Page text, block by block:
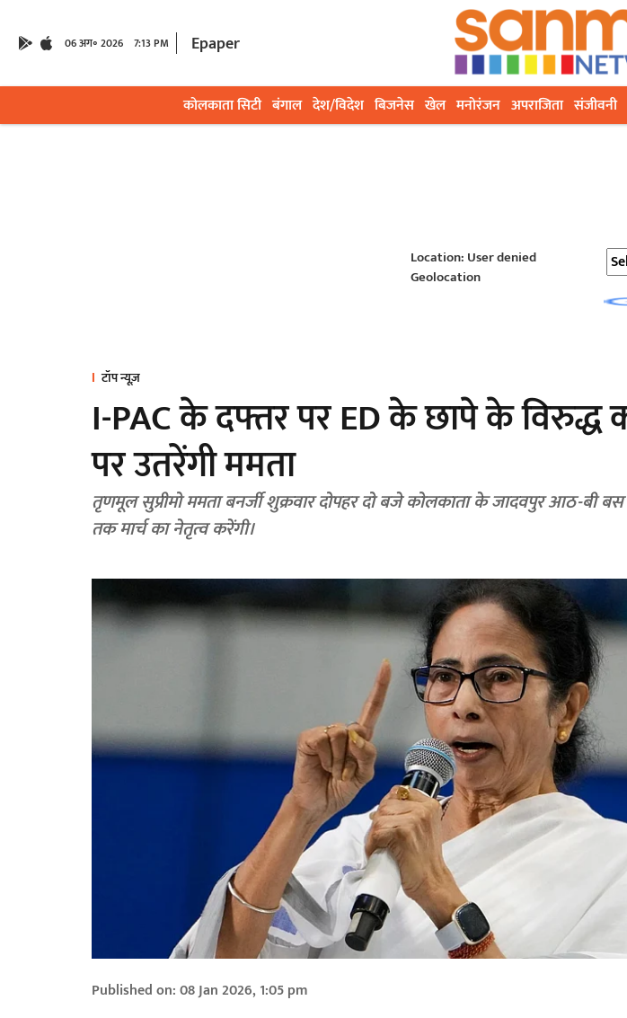
06 अग॰ 2026 7:13 PM Epaper
कोलकाता सिटी बंगाल देश/विदेश बिजनेस खेल मनोरंजन अपराजिता संजीवनी
Location: User denied
Geolocation
टॉप न्यूज़
I-PAC के दफ्तर पर ED के छापे के
पर उतरेंगी ममता
तृणमूल सुप्रीमो ममता बनर्जी शुक्रवार दोपहर दो बजे कोलकाता के जादवपुर आठ-बी
तक मार्च का नेतृत्व करेंगी।
Published on:08 Jan 2026, 1:05 pm